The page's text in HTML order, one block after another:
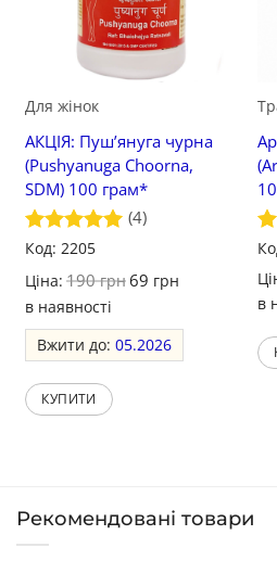
Для жінок
АКЦІЯ: Пуш’януга чурна
(Pushyanuga Choorna,
SDM) 100 грам*
Оцінено в
(4)
Код: 2205
Ціна: 190грн69 грн
в наявності
Вжити до:05.2026
КУПИТИ
в
Рекомендовані товари